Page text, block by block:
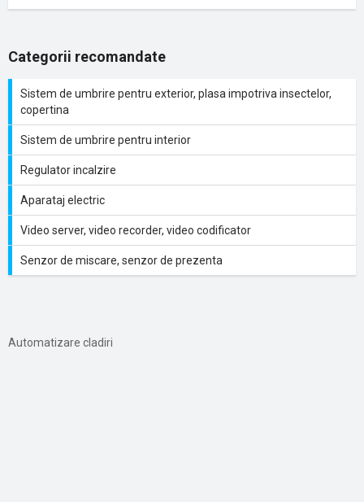
Categorii recomandate
Sistem de umbrire pentru exterior, plasa impotriva insectelor,
copertina
Sistem de umbrire pentru interior
Regulator incalzire
Aparataj electric
Video server, video recorder, video codificator
Senzor de miscare, senzor de prezenta
Automatizare cladiri